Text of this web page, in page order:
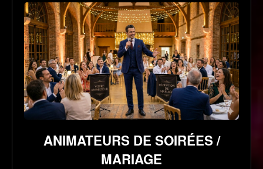
ANIMATEURS DE SOIRÉES /
MARIAGE